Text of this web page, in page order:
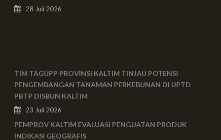
28 Juli 2026
TIM TAGUPP PROVINSI KALTIM TINJAU POTENSI
PENGEMBANGAN TANAMAN PERKEBUNAN DI UPTD
PBTP DISBUN KALTIM
23 Juli 2026
PEMPROV KALTIM EVALUASI PENGUATAN PRODUK
INDIKASI GEOGRAFIS